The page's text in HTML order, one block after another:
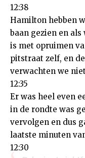
12:38
Hamilton hebben
baan gezien en
is met opruimen
pitstraat zelf, en
verwachten we
12:35
Er was heel even
in de rondte was
vervolgen en dus
laatste minuten
12:30